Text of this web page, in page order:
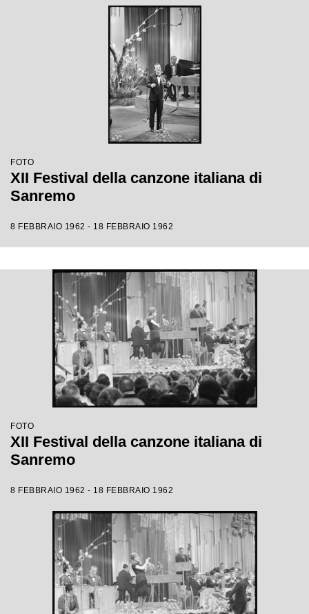
FOTO
XII Festival della canzone italiana di
Sanremo
8 FEBBRAIO 1962 - 18 FEBBRAIO 1962
FOTO
XII Festival della canzone italiana di
Sanremo
8 FEBBRAIO 1962 - 18 FEBBRAIO 1962